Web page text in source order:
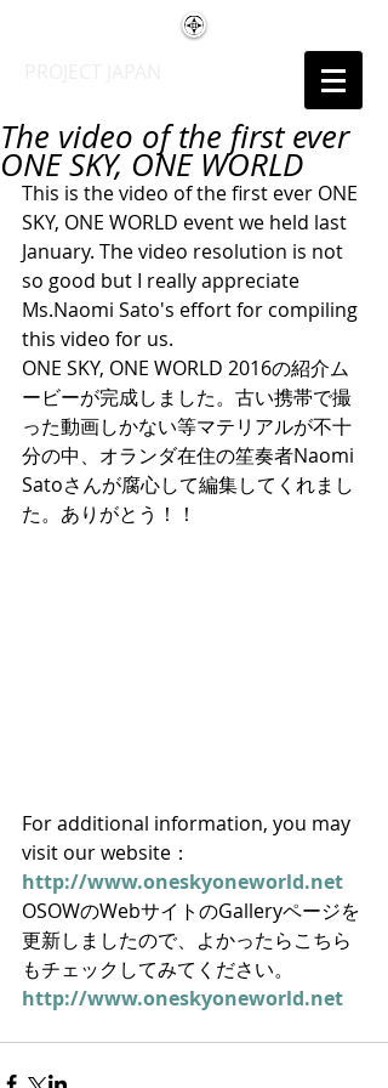
The video of the first ever
ONE SKY, ONE WORLD
This is the video of the first ever ONE
SKY, ONE WORLD event we held last
January. The video resolution is not
so good but I really appreciate
Ms.Naomi Sato's effort for compiling
this video for us.
ONE SKY, ONE WORLD 2016の紹介ム
ービーが完成しました。古い携帯で撮
った動画しかない等マテリアルが不十
分の中、オランダ在住の笙奏者Naomi
Satoさんが腐心して編集してくれまし
た。ありがとう！！
For additional information, you may
visit our website：
http://www.oneskyoneworld.net
OSOWのWebサイトのGalleryページを
更新しましたので、よかったらこちら
もチェックしてみてください。
http://www.oneskyoneworld.net